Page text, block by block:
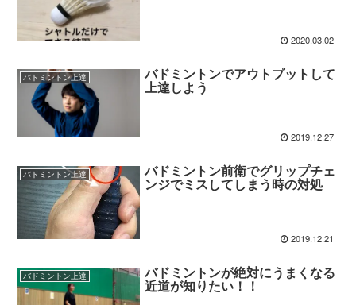
2020.03.02
バドミントン上達 バドミントンでアウトプットして
上達しよう
2019.12.27
バドミントン上達 バドミントン前衛でグリップチェ
ンジでミスしてしまう時の対処
2019.12.21
バドミントン上達 バドミントンが絶対にうまくなる
近道が知りたい！！